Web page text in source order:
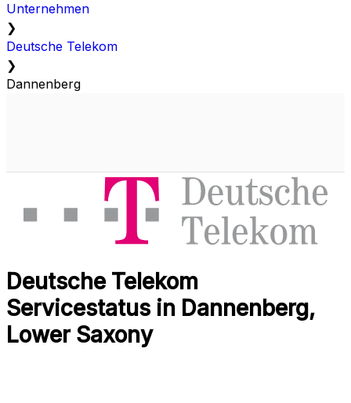
Unternehmen
❯
Deutsche Telekom
❯
Dannenberg
Deutsche Telekom
Servicestatus in Dannenberg,
Lower Saxony